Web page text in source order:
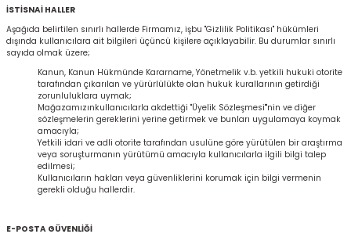
İSTİSNAİ HALLER
Aşağıda belirtilen sınırlı hallerde Firmamız, işbu "Gizlilik Politikası" hükümleri
dışında kullanıcılara ait bilgileri üçüncü kişilere açıklayabilir. Bu durumlar sınırlı
sayıda olmak üzere;
Kanun, Kanun Hükmünde Kararname, Yönetmelik v.b. yetkili hukuki otorite
tarafından çıkarılan ve yürürlülükte olan hukuk kurallarının getirdiği
zorunluluklara uymak;
Mağazamızınkullanıcılarla akdettiği "Üyelik Sözleşmesi"'nin ve diğer
sözleşmelerin gereklerini yerine getirmek ve bunları uygulamaya koymak
amacıyla;
Yetkili idari ve adli otorite tarafından usulüne göre yürütülen bir araştırma
veya soruşturmanın yürütümü amacıyla kullanıcılarla ilgili bilgi talep
edilmesi;
Kullanıcıların hakları veya güvenliklerini korumak için bilgi vermenin
gerekli olduğu hallerdir.
E-POSTA GÜVENLİĞİ